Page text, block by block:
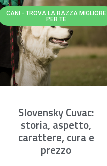
CANI - TROVA LA RAZZA MIGLIORE
PER TE
Slovensky Cuvac:
storia, aspetto,
carattere, cura e
prezzo